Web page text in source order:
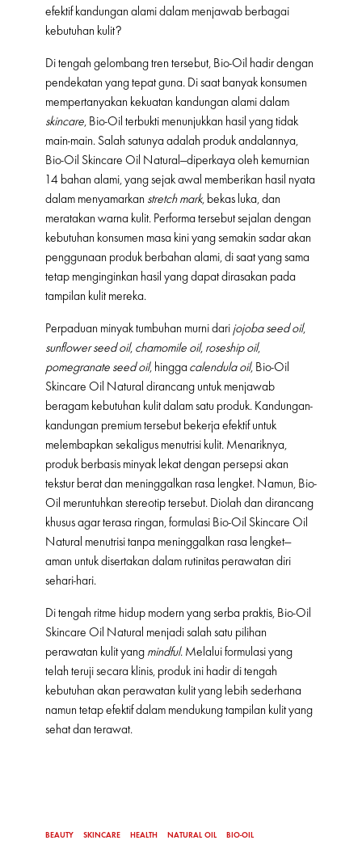
efektif kandungan alami dalam menjawab berbagai
kebutuhan kulit?
Di tengah gelombang tren tersebut, Bio-Oil hadir dengan
pendekatan yang tepat guna. Di saat banyak konsumen
mempertanyakan kekuatan kandungan alami dalam
skincare, Bio-Oil terbukti menunjukkan hasil yang tidak
main-main. Salah satunya adalah produk andalannya,
Bio-Oil Skincare Oil Natural—diperkaya oleh kemurnian
14 bahan alami, yang sejak awal memberikan hasil nyata
dalam menyamarkan stretch mark, bekas luka, dan
meratakan warna kulit. Performa tersebut sejalan dengan
kebutuhan konsumen masa kini yang semakin sadar akan
penggunaan produk berbahan alami, di saat yang sama
tetap menginginkan hasil yang dapat dirasakan pada
tampilan kulit mereka.
Perpaduan minyak tumbuhan murni dari jojoba seed oil,
sunflower seed oil, chamomile oil, roseship oil,
pomegranate seed oil, hinggacalendula oil, Bio-Oil
Skincare Oil Natural dirancang untuk menjawab
beragam kebutuhan kulit dalam satu produk. Kandungan-
kandungan premium tersebut bekerja efektif untuk
melembapkan sekaligus menutrisi kulit. Menariknya,
produk berbasis minyak lekat dengan persepsi akan
tekstur berat dan meninggalkan rasa lengket. Namun, Bio-
Oil meruntuhkan stereotip tersebut. Diolah dan dirancang
khusus agar terasa ringan, formulasi Bio-Oil Skincare Oil
Natural menutrisi tanpa meninggalkan rasa lengket—
aman untuk disertakan dalam rutinitas perawatan diri
sehari-hari.
Di tengah ritme hidup modern yang serba praktis, Bio-Oil
Skincare Oil Natural menjadi salah satu pilihan
perawatan kulit yang mindful. Melalui formulasi yang
telah teruji secara klinis, produk ini hadir di tengah
kebutuhan akan perawatan kulit yang lebih sederhana
namun tetap efektif dalam mendukung tampilan kulit yang
sehat dan terawat.
BEAUTY SKINCARE HEALTH NATURAL OIL BIO-OIL